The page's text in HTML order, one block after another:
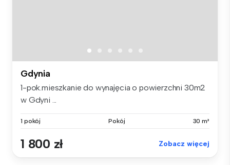
Gdynia
1-pok.mieszkanie do wynajęcia o powierzchni 30m2
w Gdyni ...
1 pokój Pokój 30 m²
1 800 zł Zobacz więcej